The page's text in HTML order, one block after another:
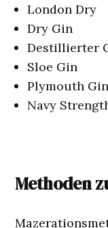
London Dry
Dry Gin
Destillierter
Sloe Gin
Plymouth Gin
Navy
Methoden